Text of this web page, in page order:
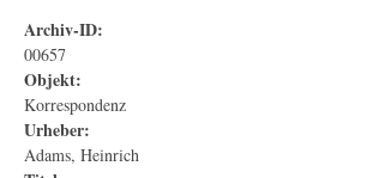
Archiv-ID:
00657
Objekt:
Korrespondenz
Urheber:
Adams, Heinrich